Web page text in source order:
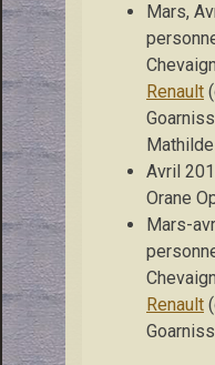
Mars,
Renault
Avril
Orane
Mars-
Renault